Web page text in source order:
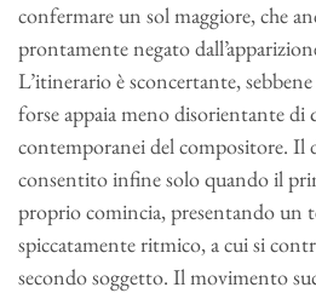
confermare un sol maggiore, che
prontamente negato
L’itinerario è sconcertante,
forse appaia meno disorientante di
contemporanei del compositore. Il
consentito infine solo quando il
proprio comincia, presentando un
spiccatamente ritmico, a cui si
secondo soggetto. Il movimento